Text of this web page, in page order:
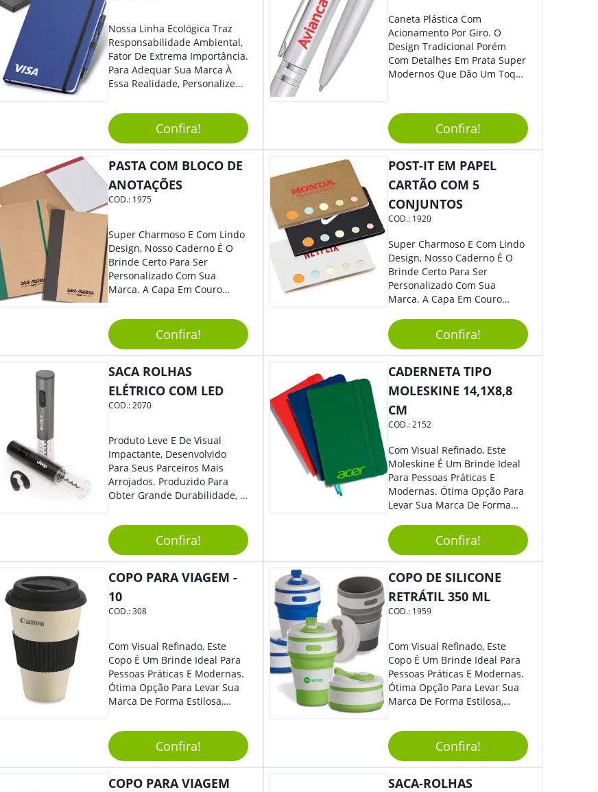
Nossa Linha Ecológica Traz
Responsabilidade Ambiental,
Fator De Extrema Importância.
Para Adequar Sua Marca À
Essa Realidade, Personalize
Anotações Com Post-It E
Caneta. Elaborado A Partir De
Material Reciclado, O Brinde
Também É Prático, Tornando-
Se Assim Excelente Para Uso
Cotidiano. Perfeito, Não É?!
Confira!
Caneta Plástica Com
Acionamento Por Giro. O
Design Tradicional Porém
Com Detalhes Em Prata Super
Modernos Que Dão Um Toque
Confira!
PASTA COM BLOCO DE
ANOTAÇÕES
COD.: 1975
Super Charmoso E Com Lindo
Design, Nosso Caderno É O
Brinde Certo Para Ser
Personalizado Com Sua
Marca. A Capa Em Couro
Elástico Permite Maior
Segurança Ao Carregá-Lo.
Ofereça A Seus Clientes E
Colaboradores, Sem Dúvidas
Eles Irão Adorar.
Confira!
POST-IT EM PAPEL
CARTÃO COM 5
CONJUNTOS
COD.: 1920
Super Charmoso E Com Lindo
Design, Nosso Caderno É O
Brinde Certo Para Ser
Personalizado Com Sua
Marca. A Capa Em Couro
Elástico Permite Maior
Segurança Ao Carregá-Lo.
Ofereça A Seus Clientes E
Colaboradores, Sem Dúvidas
Confira!
SACA ROLHAS
ELÉTRICO COM LED
COD.:2070
Produto Leve E De Visual
Impactante, Desenvolvido
Para Seus Parceiros Mais
Arrojados. Produzido Para
Obter Grande Durabilidade, É
Sua Marca De Forma Estilosa,
Agregando Valor Para Sua
Empresa Em Eventos.
Confira!
CADERNETA TIPO
MOLESKINE 14,1X8,8
CM
COD.:2152
Com Visual Refinado, Este
Moleskine É Um Brinde Ideal
Para Pessoas Práticas E
Modernas. Ótima Opção Para
Levar Sua Marca De Forma
Sua Empresa Em Eventos,
Reuniões Corporativas Ou Até
Mesmo Para Presentear
Colaboradores E Parceiros De
Sua Empresa.
Confira!
COPO PARA VIAGEM -
10
COD.:308
Com Visual Refinado, Este
Copo É Um Brinde Ideal Para
Pessoas Práticas E Modernas.
Ótima Opção Para Levar Sua
Marca De Forma Estilosa,
Empresa Em Eventos,
Reuniões Corporativas Ou Até
Mesmo Para Presentear
Colaboradores.
Confira!
COPO DE SILICONE
RETRÁTIL 350 ML
COD.: 1959
Com Visual Refinado, Este
Copo É Um Brinde Ideal Para
Pessoas Práticas E Modernas.
Ótima Opção Para Levar Sua
Marca De Forma Estilosa,
Empresa Em Eventos,
Reuniões Corporativas Ou Até
Mesmo Para Presentear
Colaboradores.
Confira!
COPO PARA VIAGEM
SACA-ROLHAS